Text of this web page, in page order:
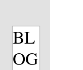
BL
OG